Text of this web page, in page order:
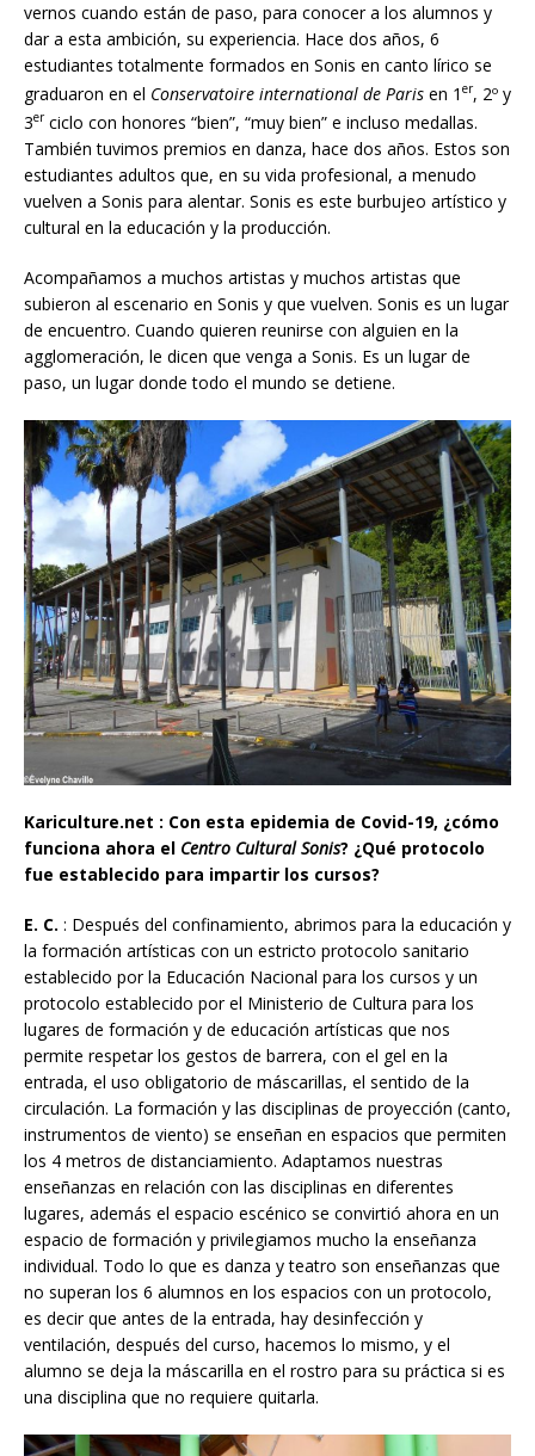
vernos cuando están de paso, para conocer a los alumnos y
dar a esta ambición, su experiencia. Hace dos años, 6
estudiantes totalmente formados en Sonis en canto lírico se
graduaron en el Conservatoire international de Paris en 1 er, 2º y
3erciclo con honores “bien”, “muy bien” e incluso medallas.
También tuvimos premios en danza, hace dos años. Estos son
estudiantes adultos que, en su vida profesional, a menudo
vuelven a Sonis para alentar. Sonis es este burbujeo artístico y
cultural en la educación y la producción.
Acompañamos a muchos artistas y muchos artistas que
subieron al escenario en Sonis y que vuelven. Sonis es un lugar
de encuentro. Cuando quieren reunirse con alguien en la
agglomeración, le dicen que venga a Sonis. Es un lugar de
paso, un lugar donde todo el mundo se detiene.
Kariculture.net : Con esta epidemia de Covid-19, ¿cómo
funciona ahora el Centro Cultural Sonis? ¿Qué protocolo
fue establecido para impartir los cursos?
E. C. : Después del confinamiento, abrimos para la educación y
la formación artísticas con un estricto protocolo sanitario
establecido por la Educación Nacional para los cursos y un
protocolo establecido por el Ministerio de Cultura para los
lugares de formación y de educación artísticas que nos
permite respetar los gestos de barrera, con el gel en la
entrada, el uso obligatorio de máscarillas, el sentido de la
circulación. La formación y las disciplinas de proyección (canto,
instrumentos de viento) se enseñan en espacios que permiten
los 4 metros de distanciamiento. Adaptamos nuestras
enseñanzas en relación con las disciplinas en diferentes
lugares, además el espacio escénico se convirtió ahora en un
espacio de formación y privilegiamos mucho la enseñanza
individual. Todo lo que es danza y teatro son enseñanzas que
no superan los 6 alumnos en los espacios con un protocolo,
es decir que antes de la entrada, hay desinfección y
ventilación, después del curso, hacemos lo mismo, y el
alumno se deja la máscarilla en el rostro para su práctica si es
una disciplina que no requiere quitarla.